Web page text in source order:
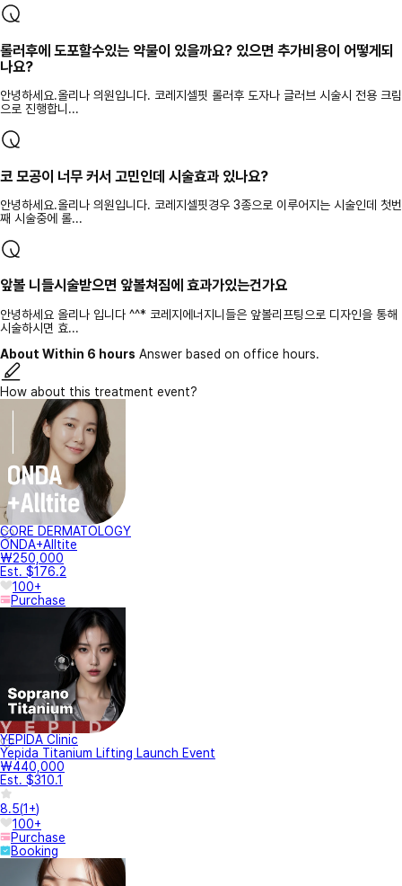
롤러후에 도포할수있는 약물이 있을까요? 있으면 추가비용이 어떻게되
나요?
안녕하세요.올리나 의원입니다. 코레지셀핏 롤러후 도자나 글러브 시술시 전용 크림
으로 진행합니...
코 모공이 너무 커서 고민인데 시술효과 있나요?
안녕하세요.올리나 의원입니다. 코레지셀핏경우 3종으로 이루어지는 시술인데 첫번
째 시술중에 롤...
앞볼 니들시술받으면 앞볼쳐짐에 효과가있는건가요
안녕하세요 올리나 입니다 ^^* 코레지에너지니들은 앞볼리프팅으로 디자인을 통해
시술하시면 효...
About Within 6 hours Answer based on office hours.
How about this treatment event?
CORE DERMATOLOGY
ONDA+Alltite
₩250,000
Est. $176.2
100+
Purchase
YEPIDA Clinic
Yepida Titanium Lifting Launch Event
₩440,000
Est. $310.1
8.5(1+)
100+
Purchase
Booking